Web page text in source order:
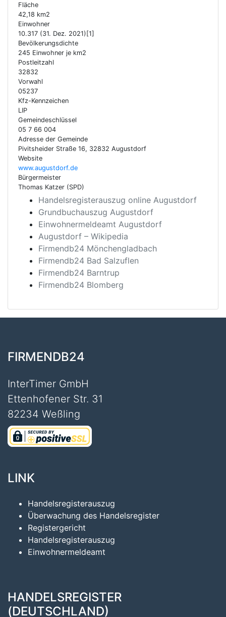
Fläche
42,18 km2
Einwohner
10.317 (31. Dez. 2021)[1]
Bevölkerungsdichte
245 Einwohner je km2
Postleitzahl
32832
Vorwahl
05237
Kfz-Kennzeichen
LIP
Gemeindeschlüssel
05 7 66 004
Adresse der Gemeinde
Pivitsheider Straße 16, 32832 Augustdorf
Website
www.augustdorf.de
Bürgermeister
Thomas Katzer (SPD)
Handelsregisterauszug online Augustdorf
Grundbuchauszug Augustdorf
Einwohnermeldeamt Augustdorf
Augustdorf – Wikipedia
Firmendb24 Mönchengladbach
Firmendb24 Bad Salzuflen
Firmendb24 Barntrup
Firmendb24 Blomberg
FIRMENDB24
InterTimer GmbH
Ettenhofener Str. 31
82234 Weßling
LINK
Handelsregisterauszug
Überwachung des Handelsregister
Registergericht
Handelsregisterauszug
Einwohnermeldeamt
HANDELSREGISTER
(DEUTSCHLAND)